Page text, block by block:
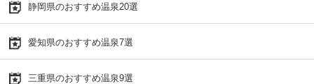
静岡県のおすすめ温泉20選
愛知県のおすすめ温泉7選
三重県のおすすめ温泉9選